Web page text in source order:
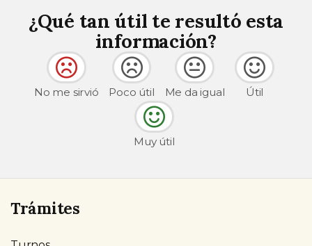
¿Qué tan útil te resultó esta
información?
No me sirvió Poco útil Me da igual Útil
Muy útil
Trámites